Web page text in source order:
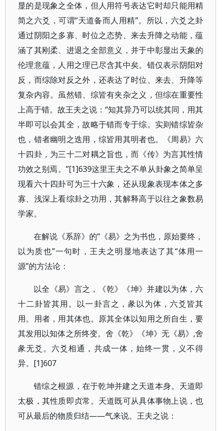
显的是现象之全体，但人用符号表达它时却只能用精
简之六爻，可谓“天道备而人用精”。所以，六爻之卦
通过阴阳之多寡、时位之态势、来去升降之动能，蕴
涵了其刚柔、进退之全部意义，并于中彰显出天象的
伦理意蕴，人用之理已尽含其中矣。错仅表示阴阳对
反，而综除对反之外，还表达了时位、来去、升降等
复杂内容。虽然错、综皆有夹杂之义，但综在重要性
上高于错。故王夫之说：“知其异乃可以统其同，用其
半即可以会其全，故略于错而专于综。实则错综皆杂
也，错者幽明之迭用，综皆用其明者也。《周易》六
十四卦，为三十二对耦之旨也，而《传》为言其性情
功效之别焉。”[1]639这里王夫之不单从卦象之简单呈
现看六十四卦可为三十六象，还从现象表现本体之多
寡、浅深上看综卦之功用，其解释高于以往之象数易
学家。
在解说《系辞》的“《易》之为书也，原始要终，
以为质也”一句时，王夫之明显地表达了其“体用一
源”的方法论：
以全《易》言之，《乾》《坤》并建以为体，六
十二卦皆其用。以一卦言之，彖以为体，六爻皆其
用。用者，用其体也。原其全体以知用之所自生，要
其发用以知体之所终变。舍《乾》《坤》无《易》,舍
彖无爻。六爻相通，共成一体，始终一贯，义不得
异。[1]607
错综之根源，在于乾坤并建之天道本身。天道即
太极，其性质即贞常。天道既可从具体事物上说，也
可从最后的物质归结——气来说。王夫之说：